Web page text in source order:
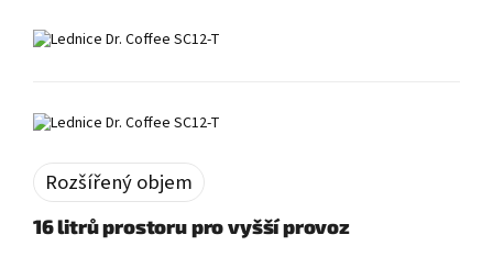
Rozšířený objem
16 litrů prostoru pro vyšší provoz